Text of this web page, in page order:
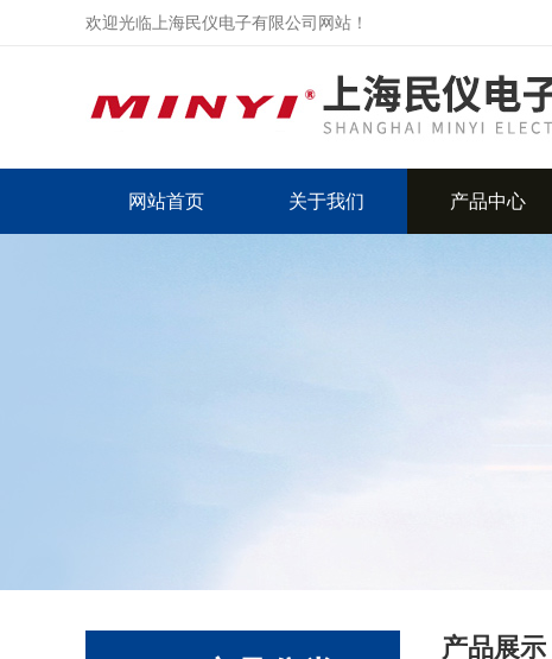
欢迎光临上海民仪电子有限公司网站！
网站首页 关于我们 产品中心
产品展示